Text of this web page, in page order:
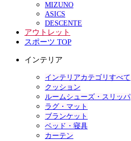
MIZUNO
ASICS
DESCENTE
アウトレット
スポーツ TOP
インテリア
インテリアカテゴリすべて
クッション
ルームシューズ・スリッパ
ラグ・マット
ブランケット
ベッド・寝具
カーテン